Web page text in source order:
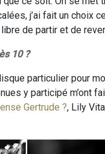
j’ai fait un choix
de partir et de
10 ?
particulier pour
y participé m’ont
Gertrude ?, Lily